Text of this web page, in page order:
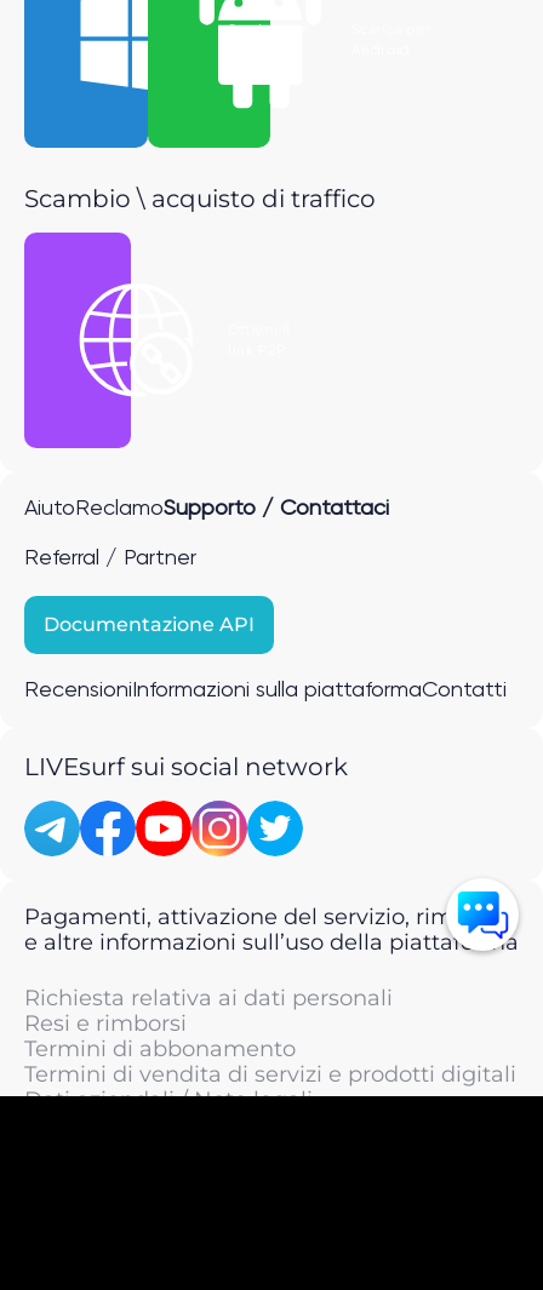
Scarica per
Scambio \ acquisto di traffico
Aiuto ReclamoSupporto / Contattaci
Referral / Partner
Documentazione API
Recensioni Informazioni sulla piattaformaContatti
LIVEsurf sui social network
Pagamenti, attivazione del servizio, rimborsi
e altre informazioni sull’uso della piattaforma
Richiesta relativa ai dati personali
Resi e rimborsi
Termini di abbonamento
Termini di vendita di servizi e prodotti digitali
Dati aziendali / Note legali